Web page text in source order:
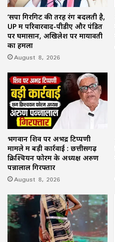
‘सपा गिरगिट की तरह रंग बदलती है,
UP में परिवारवाद-पीडीए और पंडित
पर घमासान, अखिलेश पर मायावती
का हमला
August 8, 2026
भगवान शिव पर अभद्र टिप्पणी
मामले में बड़ी कार्रवाई : छत्तीसगढ़
क्रिश्चियन फोरम के अध्यक्ष अरुण
पन्नालाल गिरफ्तार
August 8, 2026